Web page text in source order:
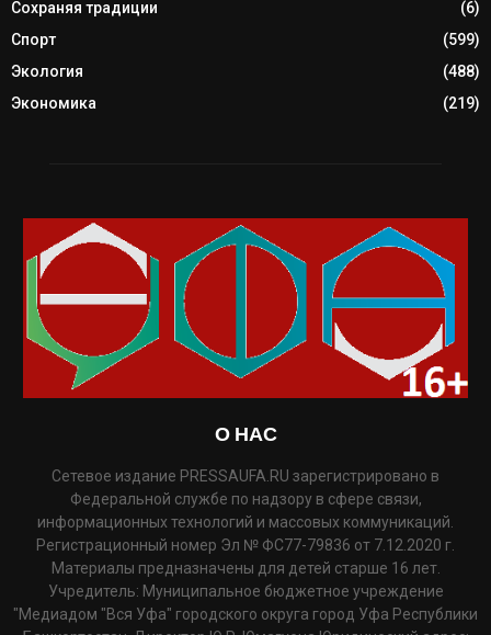
Сохраняя традиции
(6)
Спорт
(599)
Экология
(488)
Экономика
(219)
О НАС
Сетевое издание PRESSAUFA.RU зарегистрировано в
Федеральной службе по надзору в сфере связи,
информационных технологий и массовых коммуникаций.
Регистрационный номер Эл № ФС77-79836 от 7.12.2020 г.
Материалы предназначены для детей старше 16 лет.
Учредитель: Муниципальное бюджетное учреждение
"Медиадом "Вся Уфа" городского округа город Уфа Республики